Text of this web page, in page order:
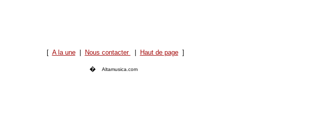
[ A la une| Nous contacter Haut de page]
� Altamusica.com